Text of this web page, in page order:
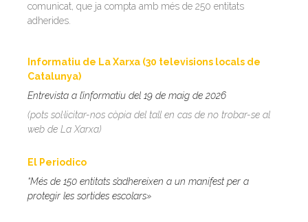
comunicat, que ja compta amb més de 250 entitats
adherides.
Informatiu de La Xarxa (30 televisions locals de
Catalunya)
Entrevista a l’informatiu del 19 de maig de 2026
(pots sol·licitar-nos còpia del tall en cas de no trobar-se al
web de La Xarxa)
El Periodico
“Més de 150 entitats s’adhereixen a un manifest per a
protegir les sortides escolars»